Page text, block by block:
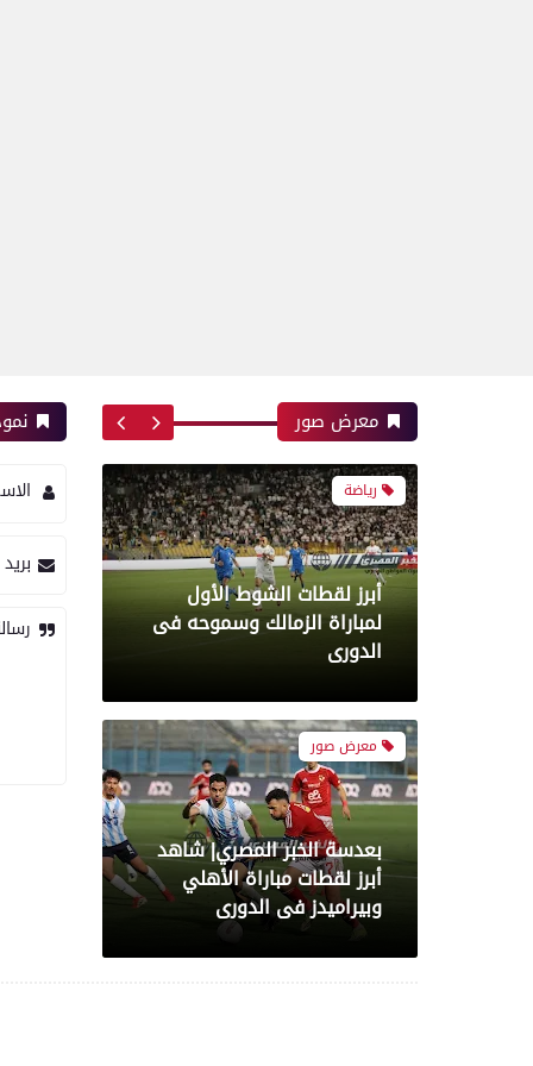
معرض صور
الدورى
معرض صور
بعدسة الخبر المصري| شاهد
أبرز لقطات مباراة الأهلي
وبيراميدز فى الدورى
رياضة
بعدسة الخبر المصري| شاهد
أبرز لقطات مباراة الزمالك و
شباب بلوزداد الجزائري فى
كأس الكونفدرالية الإفريقية